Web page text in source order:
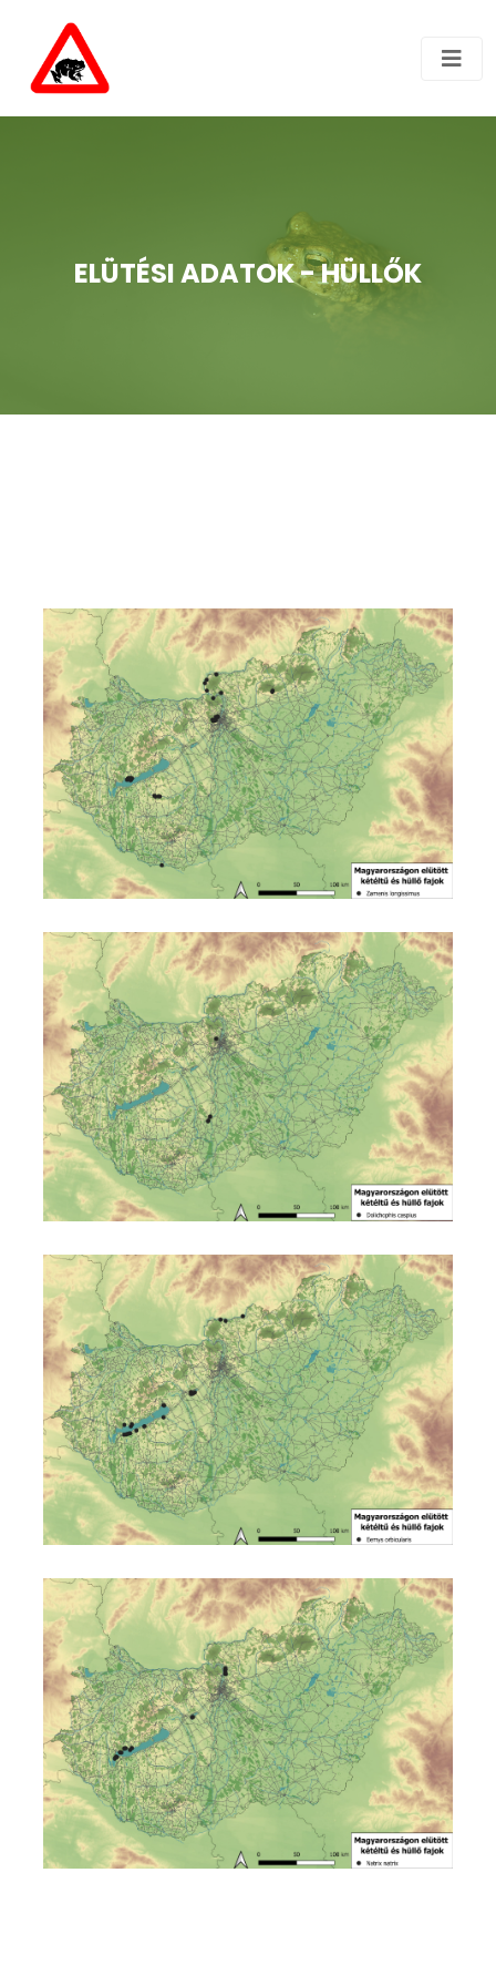
ELÜTÉSI ADATOK - HÜLLŐK